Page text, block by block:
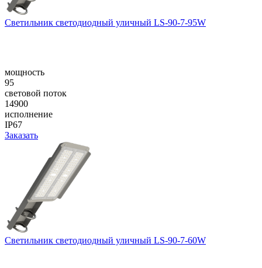
Светильник светодиодный уличный LS-90-7-95W
мощность
95
световой поток
14900
исполнение
IP67
Заказать
Светильник светодиодный уличный LS-90-7-60W